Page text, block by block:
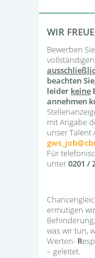
WIR
Bewerben
beachten
leider keine
annehmen
mit Angabe
unser Talent
Für
unter0201 /
ermutigen
was wir tun,
Werten- R
– geleitet.